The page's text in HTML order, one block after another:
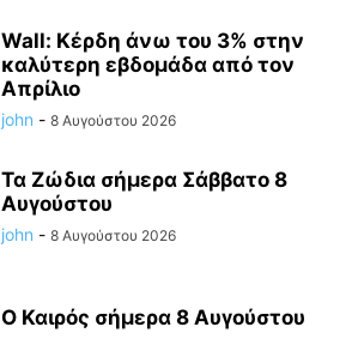
Wall: Κέρδη άνω του 3% στην
καλύτερη εβδομάδα από τον
Απρίλιο
john - 8 Αυγούστου 2026
Τα Ζώδια σήμερα Σάββατο 8
Αυγούστου
john - 8 Αυγούστου 2026
Ο Καιρός σήμερα 8 Αυγούστου